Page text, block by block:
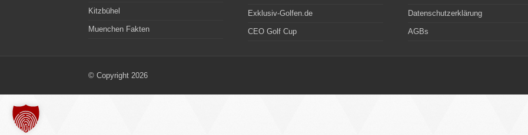
Kitzbühel
Muenchen Fakten
Exklusiv-Golfen.de
CEO Golf Cup
Datenschutzerklärung
AGBs
© Copyright 2026